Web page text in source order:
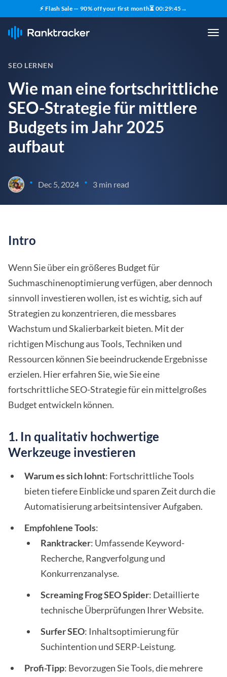
⚡ Flash Sale — 90% off your first month⏳ 00:29:45→
SEO LERNEN
Wie man eine fortschrittliche
SEO-Strategie für mittlere
Budgets im Jahr 2025
aufbaut
• Dec 5, 2024 • 3 min read
Intro
Wenn Sie über ein größeres Budget für
Suchmaschinenoptimierung verfügen, aber dennoch
sinnvoll investieren wollen, ist es wichtig, sich auf
Strategien zu konzentrieren, die messbares
Wachstum und Skalierbarkeit bieten. Mit der
richtigen Mischung aus Tools, Techniken und
Ressourcen können Sie beeindruckende Ergebnisse
erzielen. Hier erfahren Sie, wie Sie eine
fortschrittliche SEO-Strategie für ein mittelgroßes
Budget entwickeln können.
1. In qualitativ hochwertige
Werkzeuge investieren
Warum es sich lohnt: Fortschrittliche Tools
bieten tiefere Einblicke und sparen Zeit durch die
Automatisierung arbeitsintensiver Aufgaben.
Empfohlene Tools:
Ranktracker: Umfassende Keyword-
Recherche, Rangverfolgung und
Konkurrenzanalyse.
Screaming Frog SEO Spider: Detaillierte
technische Überprüfungen Ihrer Website.
Surfer SEO: Inhaltsoptimierung für
Suchintention und SERP-Leistung.
Profi-Tipp: Bevorzugen Sie Tools, die mehrere